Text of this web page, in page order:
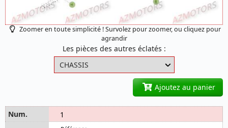
Zoomer en toute simplicité ! Survolez pour zoomer, ou cliquez pour
agrandir
Les pièces des autres éclatés :
Ajoutez au panier
1